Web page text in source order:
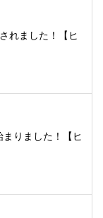
れました！【ヒ
りました！【ヒ